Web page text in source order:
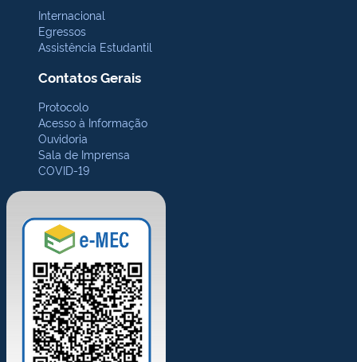
Internacional
Egressos
Assistência Estudantil
Contatos Gerais
Protocolo
Acesso à Informação
Ouvidoria
Sala de Imprensa
COVID-19